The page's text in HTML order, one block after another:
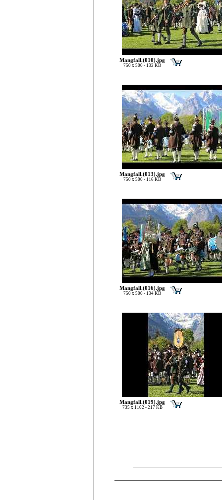
Mangfall.(010).jpg
750 x 500 - 132 KB
Mangfall.(013).jpg
750 x 500 - 116 KB
Mangfall.(016).jpg
750 x 500 - 134 KB
Mangfall.(019).jpg
735 x 1102 - 217 KB